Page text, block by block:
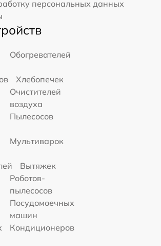
персональных данных
Обогревателей
Хлебопечек
Очистителей
воздуха
Пылесосов
Мультиварок
Вытяжек
Роботов-
пылесосов
Посудомоечных
машин
Кондиционеров